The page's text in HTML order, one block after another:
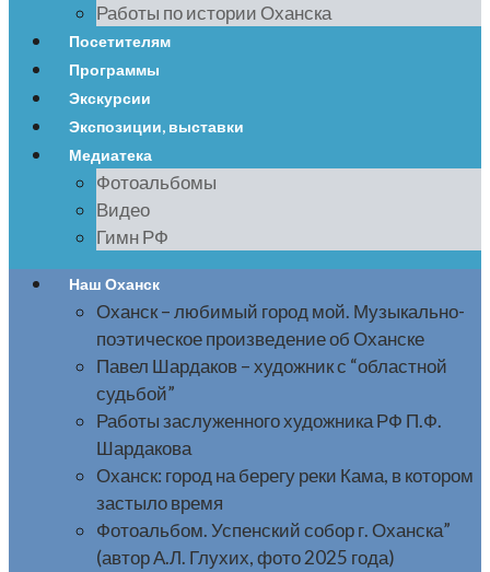
Работы по истории Оханска
Посетителям
Программы
Экскурсии
Экспозиции, выставки
Медиатека
Фотоальбомы
Видео
Гимн РФ
Наш Оханск
Оханск – любимый город мой. Музыкально-
поэтическое произведение об Оханске
Павел Шардаков – художник с “областной
судьбой”
Работы заслуженного художника РФ П.Ф.
Шардакова
Оханск: город на берегу реки Кама, в котором
застыло время
Фотоальбом. Успенский собор г. Оханска”
(автор А.Л. Глухих, фото 2025 года)